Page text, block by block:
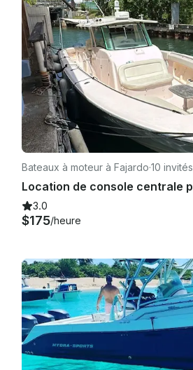
Bateaux à moteur à Fajardo·10 invités
3.0
$175/heure